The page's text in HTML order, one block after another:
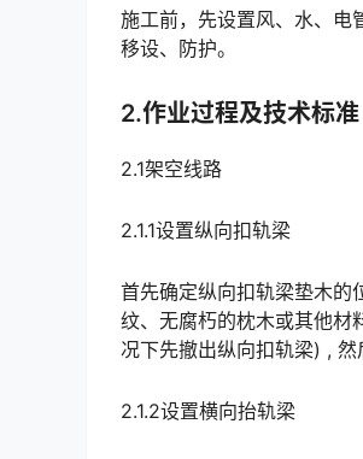
施工前，先设置风、水、电
移设、防护。
2.作业过程及技术标准
2.1架空线路
2.1.1设置纵向扣轨梁
首先确定纵向扣轨梁垫木的
纹、无腐朽的枕木或其他材
况下先撤出纵向扣轨梁) , 然
2.1.2设置横向抬轨梁